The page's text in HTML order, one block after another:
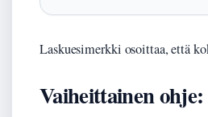
Laskuesimerkki osoittaa, että
Vaiheittainen